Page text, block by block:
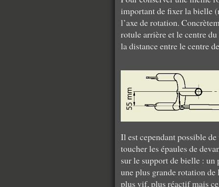
important de fixer la bielle
l’axe de rotation.
rotule arrière et le centre
la distance entre le centre
Il est cependant possible
toucher les épaules de
sur le support de bielle :
une plus grande rotation
plus vif, plus réactif mais